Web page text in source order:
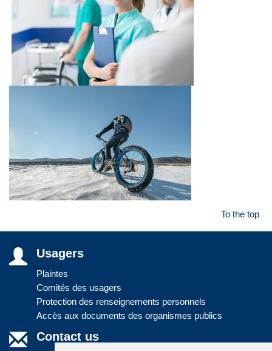
To the top
Usagers
Plaintes
Comités des usagers
Protection des renseignements personnels
Accès aux documents des organismes publics
Contact us